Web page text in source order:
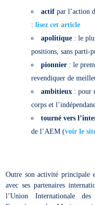
actif par l’action
:lisez cet article
apolitique : le
positions, sans parti-
pionnier : le
revendiquer de
ambitieux : pour
corps et
tourné vers
de l’AEM (voir le
Outre son activité principale
avec ses partenaires
l’Union Internationale